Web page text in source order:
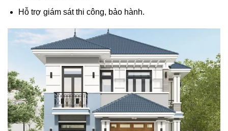
Hỗ trợ giám sát thi công, bảo hành.